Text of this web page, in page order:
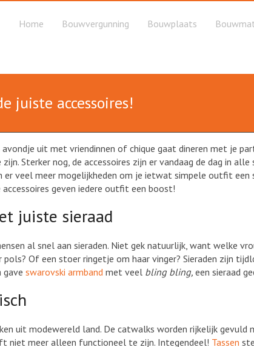
Home Bouwvergunning Bouwplaats
juiste accessoires!
uit met vriendinnen of chique gaat dineren met je
Sterker nog, de accessoires zijn er vandaag de dag in
er veel meer mogelijkheden om je ietwat simpele outfit
geven iedere outfit een boost!
juiste sieraad
al snel aan sieraden. Niet gek natuurlijk, want welke
Of een stoer ringetje om haar vinger? Sieraden zijn
swarovski armband met veel bling bling, een sieraad
uit modewereld land. De catwalks worden rijkelijk
niet meer alleen functioneel te zijn. Integendeel! Tassen